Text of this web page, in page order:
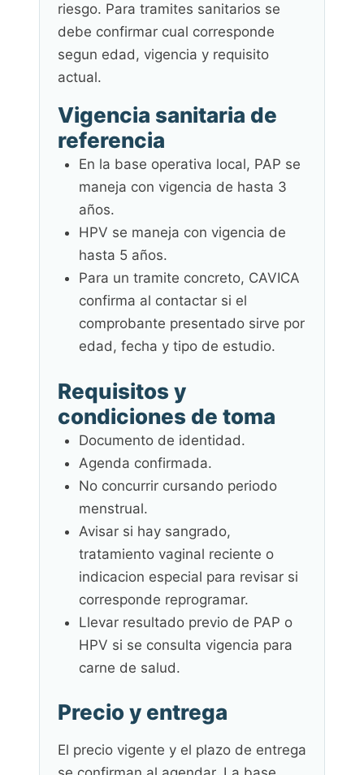
riesgo. Para tramites sanitarios se
debe confirmar cual corresponde
segun edad, vigencia y requisito
actual.
Vigencia sanitaria de
referencia
En la base operativa local, PAP se
maneja con vigencia de hasta 3
años.
HPV se maneja con vigencia de
hasta 5 años.
Para un tramite concreto, CAVICA
confirma al contactar si el
comprobante presentado sirve por
edad, fecha y tipo de estudio.
Requisitos y
condiciones de toma
Documento de identidad.
Agenda confirmada.
No concurrir cursando periodo
menstrual.
Avisar si hay sangrado,
tratamiento vaginal reciente o
indicacion especial para revisar si
corresponde reprogramar.
Llevar resultado previo de PAP o
HPV si se consulta vigencia para
carne de salud.
Precio y entrega
El precio vigente y el plazo de entrega